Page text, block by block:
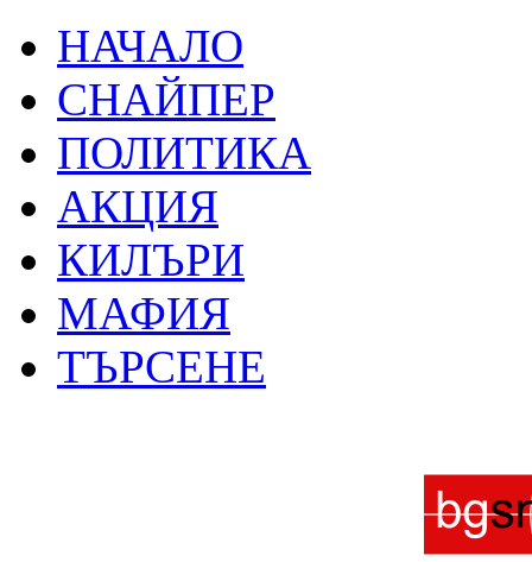
НАЧАЛО
СНАЙПЕР
ПОЛИТИКА
АКЦИЯ
КИЛЪРИ
МАФИЯ
ТЪРСЕНЕ